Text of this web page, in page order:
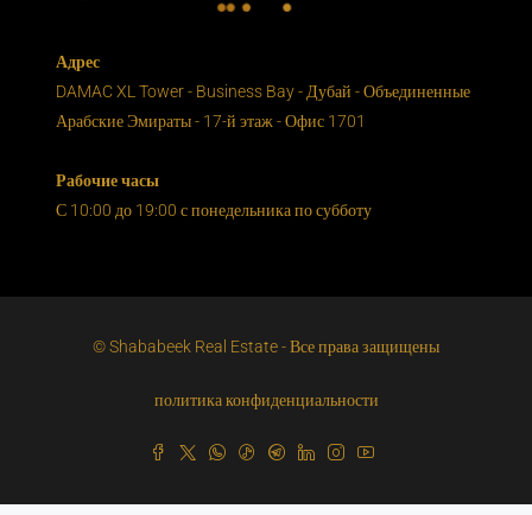
Адрес
DAMAC XL Tower - Business Bay - Дубай - Объединенные
Арабские Эмираты - 17-й этаж - Офис 1701
Рабочие часы
С 10:00 до 19:00 с понедельника по субботу
© Shababeek Real Estate - Все права защищены
политика конфиденциальности